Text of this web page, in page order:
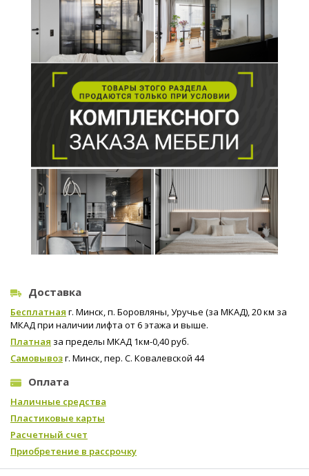
Доставка
Бесплатная г. Минск, п. Боровляны, Уручье (за МКАД), 20 км за
МКАД при наличии лифта от 6 этажа и выше.
Платная за пределы МКАД 1км-0,40 руб.
Самовывозг. Минск, пер. С. Ковалевской 44
Оплата
Наличные средства
Пластиковые карты
Расчетный счет
Приобретение в рассрочку